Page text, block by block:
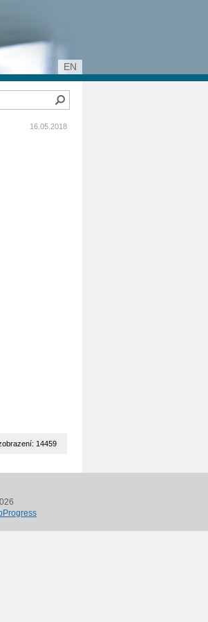
EN
16.05.2018
14459